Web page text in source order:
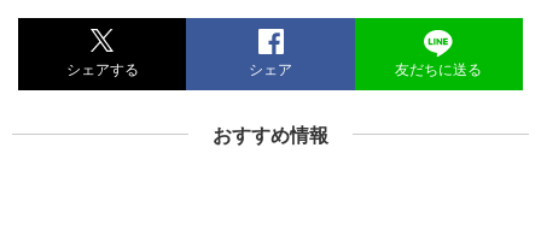
シェアする シェア 友だちに送る
おすすめ情報